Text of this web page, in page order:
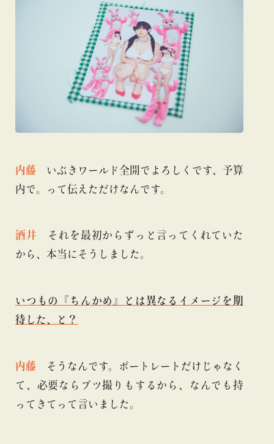
内藤 いぶきワールド全開でよろしくです、予算
内で。って伝えただけなんです。
酒井 それを最初からずっと言ってくれていた
から、本当にそうしました。
いつもの『ちんかめ』とは異なるイメージを期
待した、と？
内藤 そうなんです。ポートレートだけじゃなく
て、必要ならブツ撮りもするから、なんでも持
ってきてって言いました。